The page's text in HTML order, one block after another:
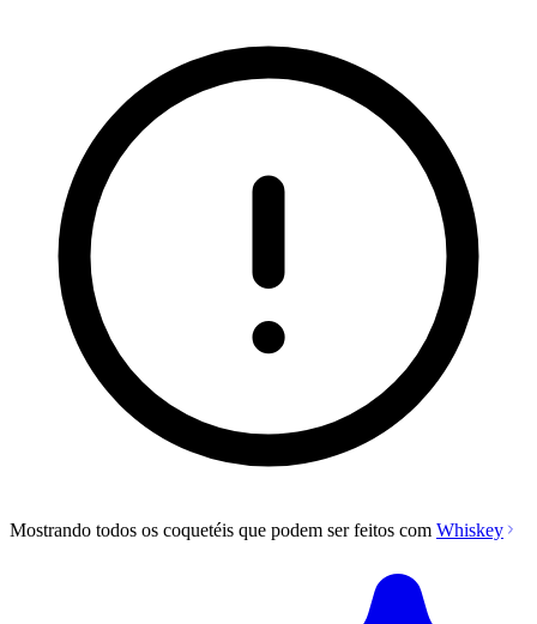
Mostrando todos os coquetéis que podem ser feitos com Whiskey